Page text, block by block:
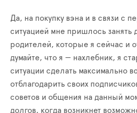
Да, на покупку вэна и в связи с
ситуацией мне пришлось занять
родителей, которые я сейчас и
думайте, что я — нахлебник, я
ситуации сделать максимально
отблагодарить своих
советов и общения на данный
долгов, когда возникнет